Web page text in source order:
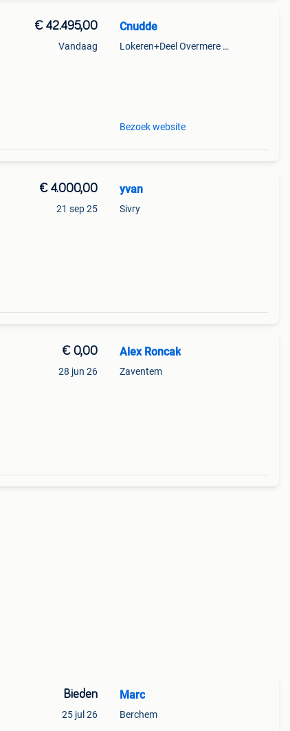
€ 42.495,00
Vandaag
Cnudde
Lokeren+Deel Overmere En Zele
Bezoek website
€ 4.000,00
21 sep 25
yvan
Sivry
€ 0,00
28 jun 26
Alex Roncak
Zaventem
Bieden
25 jul 26
Marc
Berchem